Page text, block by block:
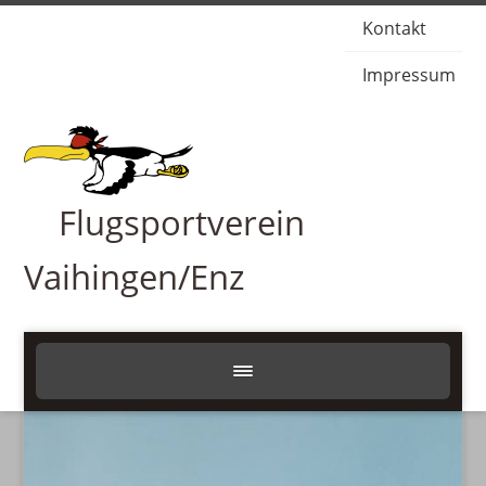
Kontakt
Impressum
Flugsportverein
Vaihingen/Enz